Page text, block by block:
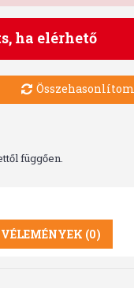
ha elérhető
Összehasonlítom
függően.
VÉLEMÉNYEK (0)